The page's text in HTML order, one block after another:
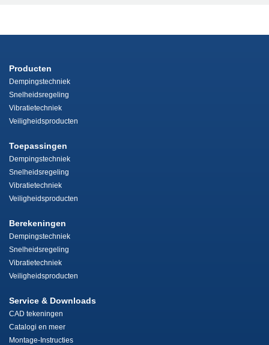
Producten
Dempingstechniek
Snelheidsregeling
Vibratietechniek
Veiligheidsproducten
Toepassingen
Dempingstechniek
Snelheidsregeling
Vibratietechniek
Veiligheidsproducten
Berekeningen
Dempingstechniek
Snelheidsregeling
Vibratietechniek
Veiligheidsproducten
Service & Downloads
CAD tekeningen
Catalogi en meer
Montage-Instructies